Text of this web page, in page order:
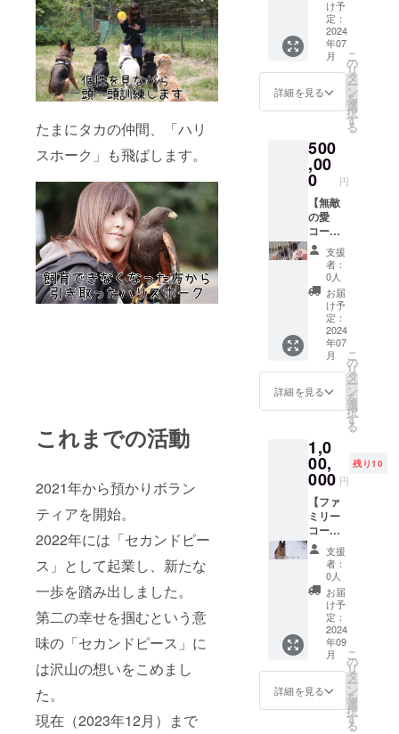
たまにタカの仲間、「ハリ
スホーク」も飛ばします。
これまでの活動
2021年から預かりボラン
ティアを開始。
2022年には「セカンドピー
ス」として起業し、新たな
一歩を踏み出しました。
第二の幸せを掴むという意
味の「セカンドピース」に
は沢山の想いをこめまし
た。
現在（2023年12月）まで
置【希
望者の
み】 ※
希望者
は備考
欄に表
記する
いいた
します
シェル
ター
「NYO
NYO
house
」の建
築代に
ただき
ます。
●プライ
ベート
オンラ
イン雑
談会
【１時
間を予
定】 ●
シェル
ターに
お名前
プレー
トを設
置【希
望者の
み】 ※
希望者
記する
お名前
をお願
いいた
します
け予
定：
2024
年07
月
詳細を見る
こ
の
リ
タ
ー
ン
を
選
択
す
る
500
,00
0 円
【無敵
の愛
コー
ス】
500000
護犬
シェル
ター
「NYO
NYO
house
」の建
築代に
あてさ
ます。
●建築の
様子
や、
5wan's
の生活
のオリ
ジナル
動画を
お礼に
お送り
します
支援
者：
0人
お届
け予
定：
2024
年07
月
詳細を見る
こ
の
リ
タ
ー
ン
を
選
択
す
る
1,0
00,
000 円
残り10
【ファ
ミリー
コー
ス】
100000
0円 ●
保護犬
シェル
ター
「NYO
NYO
house
」の建
築代に
あてさ
支援
者：
0人
お届
け予
定：
2024
年09
月
詳細を見る
こ
の
リ
タ
ー
ン
を
選
択
す
る